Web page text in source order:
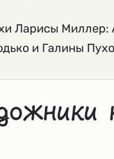
Ларисы
и Галины